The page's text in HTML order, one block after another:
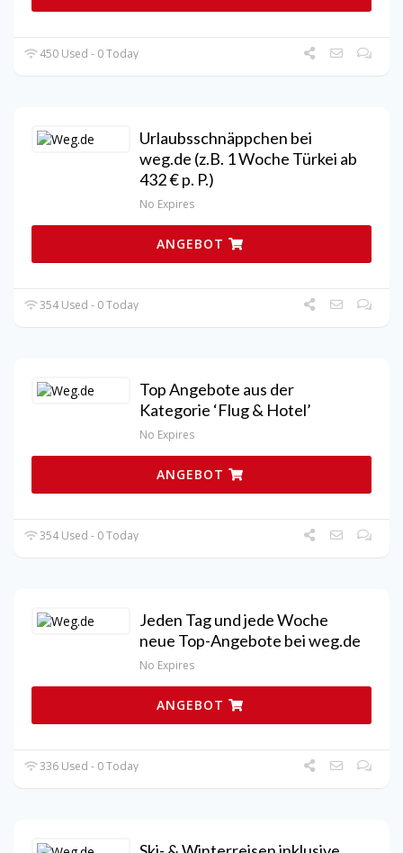
450 Used - 0 Today
Urlaubsschnäppchen bei
weg.de (z.B. 1 Woche Türkei ab
432 € p. P.)
No Expires
ANGEBOT
354 Used - 0 Today
Top Angebote aus der
Kategorie ‘Flug & Hotel’
No Expires
ANGEBOT
354 Used - 0 Today
Jeden Tag und jede Woche
neue Top-Angebote bei weg.de
No Expires
ANGEBOT
336 Used - 0 Today